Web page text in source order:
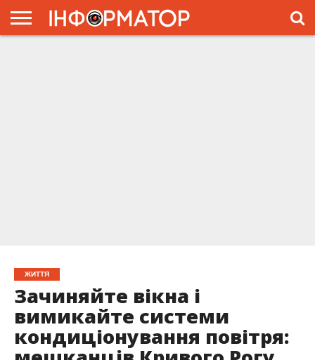
ЖИТТЯ
Зачиняйте вікна і
вимикайте системи
кондиціонування повітря: